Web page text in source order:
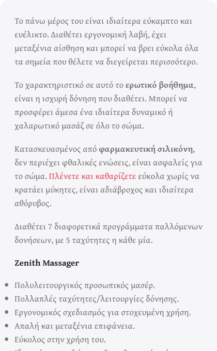
Το πάνω μέρος του είναι ιδιαίτερα εύκαμπτο και
ευέλικτο. Διαθέτει εργονομική λαβή, έχει
μεταξένια αίσθηση και μπορεί να βρει εύκολα όλα
τα σημεία που θέλετε να διεγείρεται περισσότερο.
Το χαρακτηριστικό σε αυτό τοερωτικό βοήθημα,
είναι η ισχυρή δόνηση που διαθέτει. Μπορεί να
προσφέρει άμεσα ένα ιδιαίτερα δυναμικό ή
χαλαρωτικό μασάζ σε όλο το σώμα.
Κατασκευασμένος απόφαρμακευτική σιλικόνη,
δεν περιέχει φθαλικές ενώσεις, είναι ασφαλείς για
το σώμα.Πλένετε και καθαρίζετεεύκολα χωρίς να
κρατάει μύκητες, είναι αδιάβροχος και ιδιαίτερα
αθόρυβος.
Διαθέτει 7 διαφορετικά προγράμματα παλλόμενων
δονήσεων, με 5 ταχύτητες η κάθε μία.
Zenith Massager
Πολυλειτουργικός προσωπικός μασέρ.
Πολλαπλές ταχύτητες/λειτουργίες δόνησης.
Εργονομικός σχεδιασμός για στοχευμένη χρήση.
Απαλή και μεταξένια επιφάνεια.
Εύκολος στην χρήση του.